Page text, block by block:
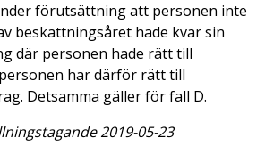
förutsättning att personen inte
beskattningsåret hade kvar sin
där personen hade rätt till
har därför rätt till
Detsamma gäller för fall D.
2019-05-23